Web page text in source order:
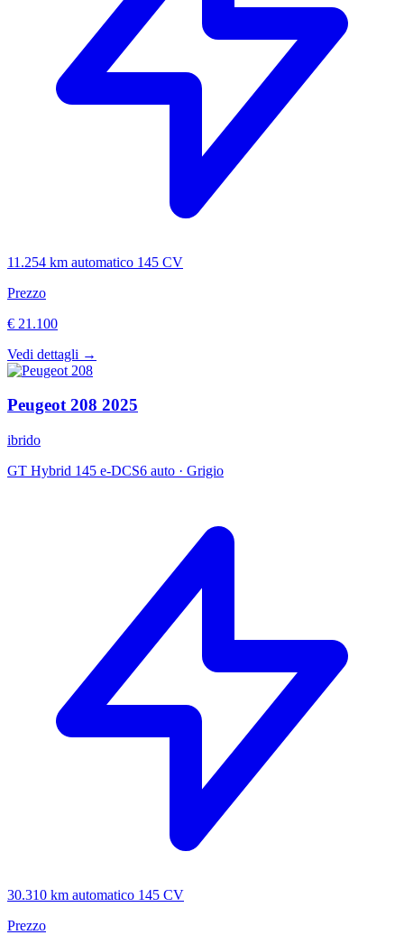
11.254 km automatico 145 CV
Prezzo
€ 21.100
Vedi dettagli →
Peugeot208 2025
ibrido
GT Hybrid 145 e-DCS6 auto · Grigio
30.310 km automatico 145 CV
Prezzo